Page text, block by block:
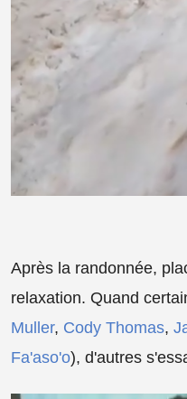
Après la randonnée,
relaxation. Quand
Muller, Cody Thomas,
Fa'aso'o), d'autres